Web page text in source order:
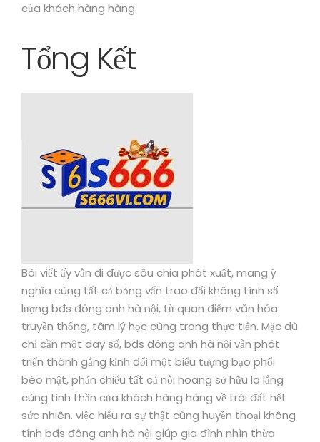
của khách hàng hàng.
Tổng Kết
Bài viết ấy vẫn đi được sâu chia phát xuất, mang ý
nghĩa cùng tất cả bỏng vấn trao đổi không tính số
lượng bđs đông anh hà nội, từ quan điểm văn hóa
truyền thống, tâm lý học cùng trong thực tiễn. Mặc dù
chỉ cần một dãy số, bđs đông anh hà nội vẫn phát
triển thành gắng kỉnh đổi một biểu tượng bạo phổi
béo mật, phản chiếu tất cả nỗi hoang sở hữu lo lắng
cùng tinh thần của khách hàng hàng về trái đất hết
sức nhiên. việc hiểu ra sự thật cùng huyền thoại không
tính bđs đông anh hà nội giúp gia đình nhìn thừa